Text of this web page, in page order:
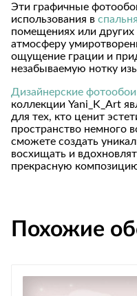
Эти графичные
использования в
помещениях или других
атмосферу
ощущение грации и
незабываемую нотку
Дизайнерские фотообои
коллекции Yani_K_Art
для тех, кто ценит
пространство немного
сможете создать
восхищать и
прекрасную
Похожие